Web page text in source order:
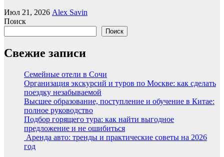
Июл 21, 2026 Alex Savin
Поиск
Поиск
Свежие записи
Семейные отели в Сочи
Организация экскурсий и туров по Москве: как сделать
поездку незабываемой
Высшее образование, поступление и обучение в Китае:
полное руководство
Подбор горящего тура: как найти выгодное
предложение и не ошибиться
Аренда авто: тренды и практические советы на 2026
год